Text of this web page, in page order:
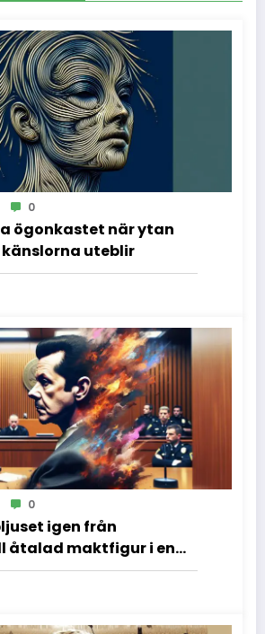
0
ögonkastet när ytan
uteblir
0
igen från
åtalad maktfigur i en